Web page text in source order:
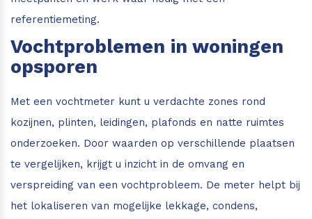
referentiemeting.
Vochtproblemen in woningen
opsporen
Met een vochtmeter kunt u verdachte zones rond
kozijnen, plinten, leidingen, plafonds en natte ruimtes
onderzoeken. Door waarden op verschillende plaatsen
te vergelijken, krijgt u inzicht in de omvang en
verspreiding van een vochtprobleem. De meter helpt bij
het lokaliseren van mogelijke lekkage, condens,